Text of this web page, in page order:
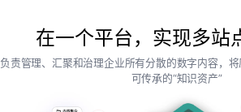
在一个平台，实现多站
负责管理、汇聚和治理企业所有分散的数字内容，将
可传承的“知识资产”